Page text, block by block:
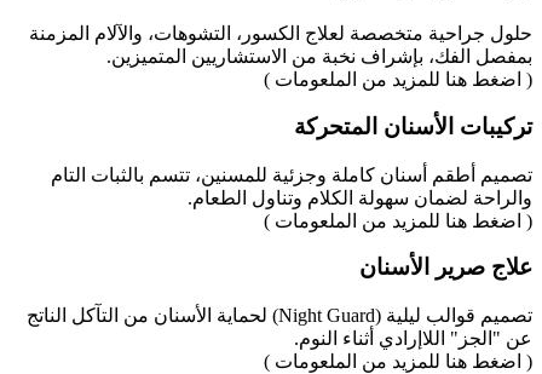
حلول جراحية متخصصة لعلاج الكسور، التشوهات، والآلام المزمنة
بمفصل الفك، بإشراف نخبة من الاستشاريين المتميزين.
( اضغط هنا للمزيد من الملعومات )
تركيبات الأسنان المتحركة
تصميم أطقم أسنان كاملة وجزئية للمسنين، تتسم بالثبات التام
والراحة لضمان سهولة الكلام وتناول الطعام.
( اضغط هنا للمزيد من الملعومات )
علاج صرير الأسنان
تصميم قوالب ليلية (Night Guard) لحماية الأسنان من التآكل الناتج
عن "الجز" اللاإرادي أثناء النوم.
( اضغط هنا للمزيد من الملعومات )